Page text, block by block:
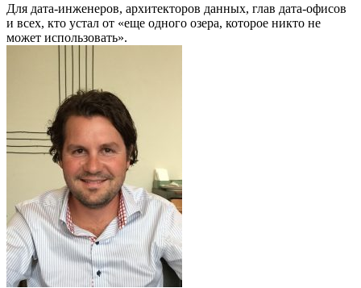
Для дата-инженеров, архитекторов данных, глав дата-офисов
и всех, кто устал от «еще одного озера, которое никто не
может использовать».